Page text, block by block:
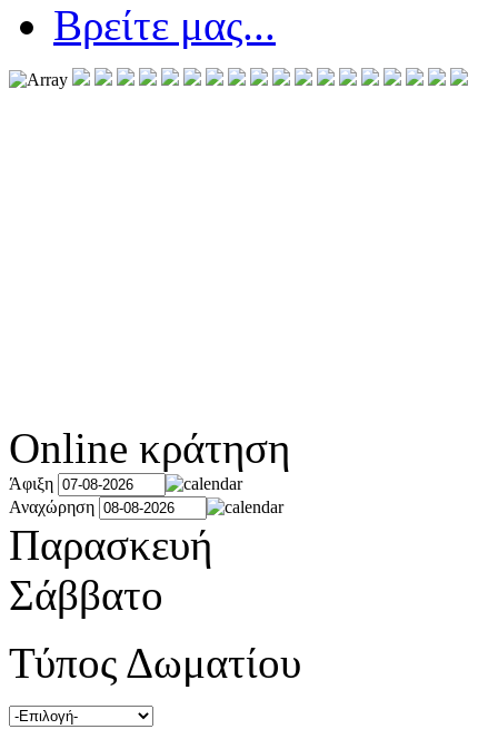
Βρείτε μας...
Online κράτηση
Άφιξη
Αναχώρηση
Παρασκευή
Σάββατο
Τύπος Δωματίου